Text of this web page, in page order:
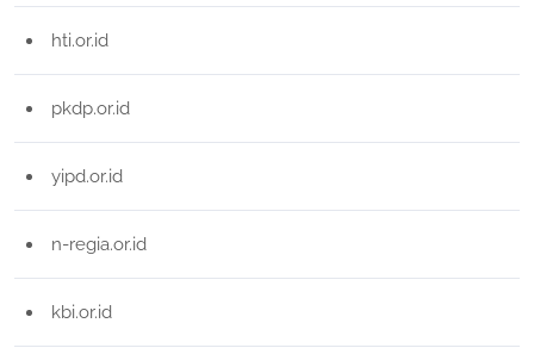
hti.or.id
pkdp.or.id
yipd.or.id
n-regia.or.id
kbi.or.id